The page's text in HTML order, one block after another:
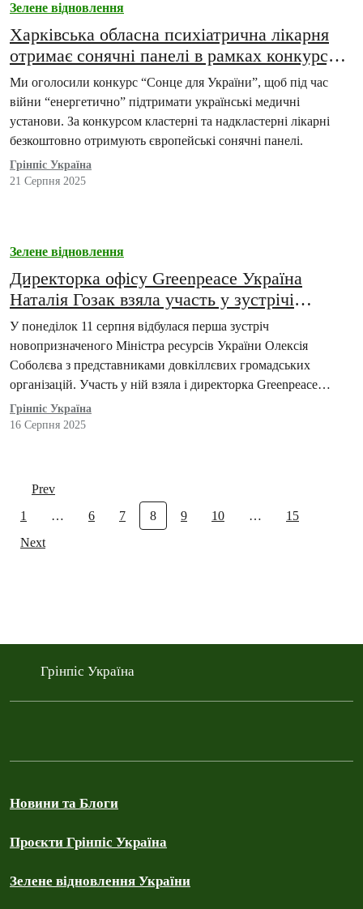
Зелене відновлення
Харківська обласна психіатрична лікарня
отримає сонячні панелі в рамках конкурсу
“Сонце для України”
Ми оголосили конкурс “Сонце для України”, щоб під час
війни “енергетично” підтримати українські медичні
установи. За конкурсом кластерні та надкластерні лікарні
безкоштовно отримують європейські сонячні панелі.
Грінпіс Україна
21 Серпня 2025
Зелене відновлення
Директорка офісу Greenpeace Україна
Наталія Гозак взяла участь у зустрічі
громадськості з Міністром Олексієм
Соболєвим
У понеділок 11 серпня відбулася перша зустріч
новопризначеного Міністра ресурсів України Олексія
Соболєва з представниками довкіллєвих громадських
організацій. Участь у ній взяла і директорка Greenpeace
Україна Наталія Гозак, щоб озвучити…
Грінпіс Україна
16 Серпня 2025
Prev
1
… 6 7 8 9 10 …
15
Next
Грінпіс Україна
Новини та Блоги
Проєкти Грінпіс Україна
Зелене відновлення України